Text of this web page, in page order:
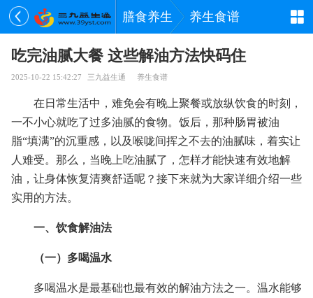
膳食养生 养生食谱
吃完油腻大餐 这些解油方法快码住
2025-10-22 15:42:27 三九益生通 养生食谱
在日常生活中，难免会有晚上聚餐或放纵饮食的时刻，
一不小心就吃了过多油腻的食物。饭后，那种肠胃被油
脂“填满”的沉重感，以及喉咙间挥之不去的油腻味，着实让
人难受。那么，当晚上吃油腻了，怎样才能快速有效地解
油，让身体恢复清爽舒适呢？接下来就为大家详细介绍一些
实用的方法。
一、饮食解油法
（一）多喝温水
多喝温水是最基础也最有效的解油方法之一。温水能够